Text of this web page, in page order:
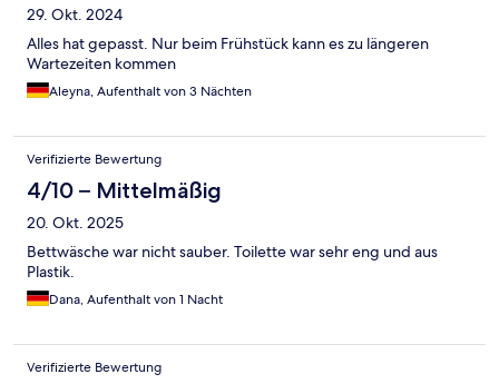
29. Okt. 2024
Alles hat gepasst. Nur beim Frühstück kann es zu längeren
Wartezeiten kommen
Aleyna, Aufenthalt von 3 Nächten
Verifizierte Bewertung
4/10 – Mittelmäßig
20. Okt. 2025
Bettwäsche war nicht sauber. Toilette war sehr eng und aus
Plastik.
Dana, Aufenthalt von 1 Nacht
Verifizierte Bewertung